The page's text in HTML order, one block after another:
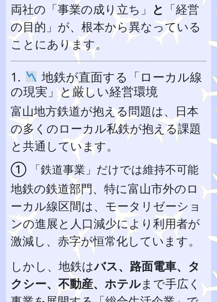
両社の「事業の成り立ち」 と 「経営
の目的」が、根本から異なっている
ことにあります。
1.
地鉄が直面する「ローカル線
の現実」と厳しい経営環境
富山地方鉄道が抱える問題は、日本
の多くのローカル私鉄が抱える課題
と共通しています。
① 「鉄道事業」だけでは維持不可能
地鉄の鉄道部門、特に富山市外のロ
ーカル線区間は、モータリゼーショ
ンの進展と人口減少により利用者が
激減し、赤字が恒常化しています。
しかし、地鉄はバス、路面電車、タ
クシー、不動産、ホテルまで手広く